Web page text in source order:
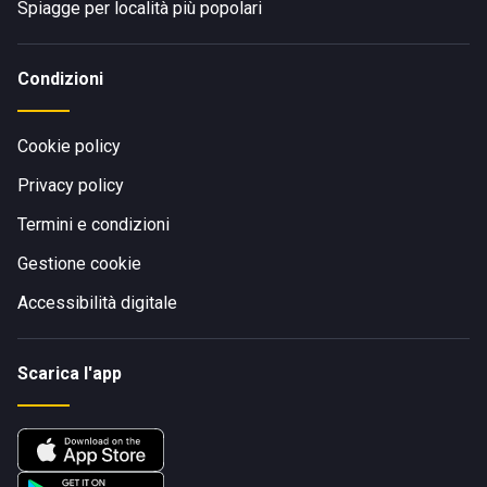
Spiagge per località più popolari
Condizioni
Cookie policy
Privacy policy
Termini e condizioni
Gestione cookie
Accessibilità digitale
Scarica l'app